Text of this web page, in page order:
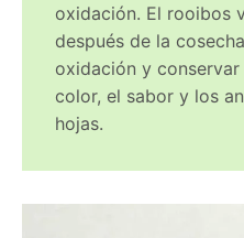
oxidación. El rooibos
después de la
oxidación y
color, el sabor y los
hojas.